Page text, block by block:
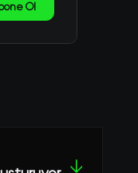
Ol
↓